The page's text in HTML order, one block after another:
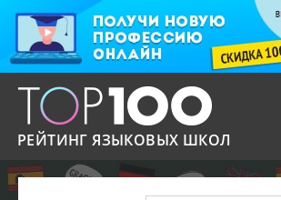
РЕЙТИНГ ЯЗЫКОВЫХ ШКОЛ